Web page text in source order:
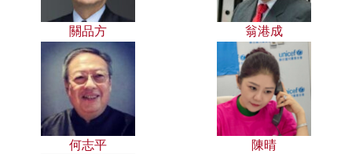
關品方 翁港成
何志平 陳晴